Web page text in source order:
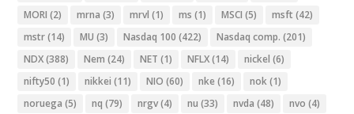
MORI (2) mrna (3) mrvl (1) ms (1) MSCI (5) msft (42)
mstr(14) MU (3) Nasdaq 100 (422) Nasdaq comp. (201)
NDX(388) Nem (24) NET (1) NFLX(14) nickel (6)
nifty50 (1) nikkei (11) NIO (60) nke (16) nok(1)
noruega (5) nq (79) nrgv(4) nu (33) nvda (48) nvo (4)